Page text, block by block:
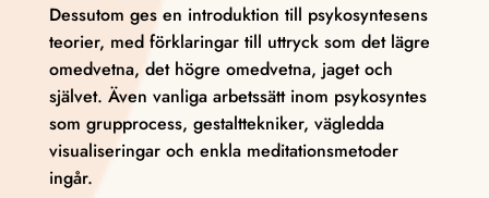
Dessutom ges en introduktion till psykosyntesens
teorier, med förklaringar till uttryck som det lägre
omedvetna, det högre omedvetna, jaget och
självet. Även vanliga arbetssätt inom psykosyntes
som grupprocess, gestalttekniker, vägledda
visualiseringar och enkla meditationsmetoder
ingår.